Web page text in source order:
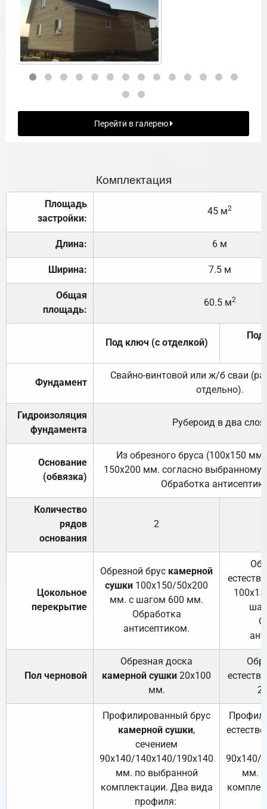
Перейти в галерею
Комплектация
Площадь
застройки:
45 м2
Длина: 6 м
Ширина: 7.5 м
Общая
площадь:
60.5 м2
Под ключ (с отделкой)
Под
Фундамент
Свайно-винтовой или ж/б сваи
отдельно).
Гидроизоляция
фундамента
Рубероид в два слоя.
Основание
(обвязка)
Из обрезного бруса (100х150
150х200 мм. согласно выбранному
Обработка
Количество
рядов
основания
2
Цокольное
перекрытие
Обрезной брус камерной
сушки 100х150/50х200
мм. с шагом 600 мм.
Обработка
антисептиком.
Пол черновой
Обрезная доска
камерной сушки 20х100
мм.
Профилированный брус
камерной сушки,
сечением
90х140/140х140/190х140
мм. по выбранной
комплектации. Два вида
профиля:
90х140/
мм.